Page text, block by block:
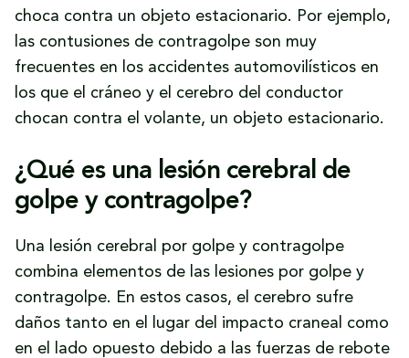
choca contra un objeto estacionario. Por ejemplo,
las contusiones de contragolpe son muy
frecuentes en los accidentes automovilísticos en
los que el cráneo y el cerebro del conductor
chocan contra el volante, un objeto estacionario.
¿Qué es una lesión cerebral de
golpe y contragolpe?
Una lesión cerebral por golpe y contragolpe
combina elementos de las lesiones por golpe y
contragolpe. En estos casos, el cerebro sufre
daños tanto en el lugar del impacto craneal como
en el lado opuesto debido a las fuerzas de rebote